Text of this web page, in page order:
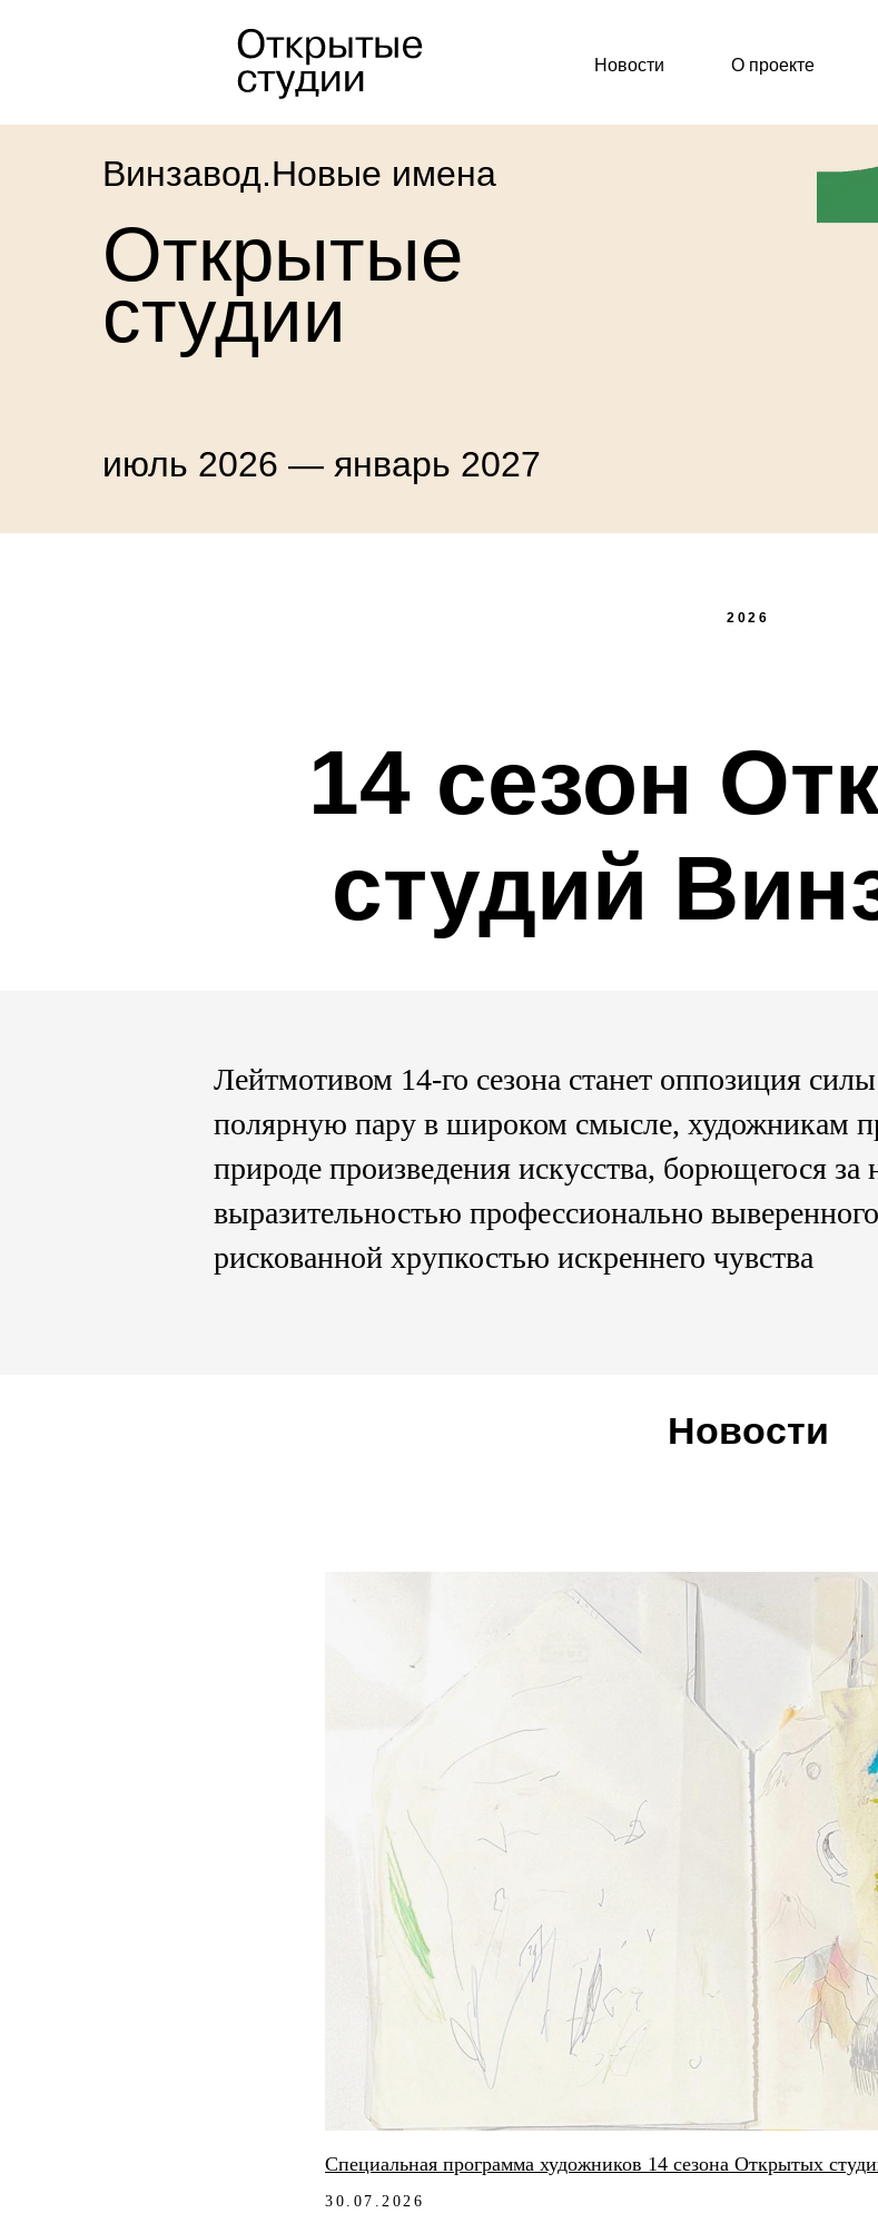
О проекте Правила
Открытые
студии
Винзавод.Новые имена
июль 2026 — январь 2027
2026
14 сезон
студий
Лейтмотивом 14-го сезона станет оппозиция
полярную пару в широком смысле, художникам
природе произведения искусства, борющегося
выразительностью профессионально
рискованной хрупкостью искреннего чувства
Новости
Специальная программа художников 14 сезона Открытых
30.07.2026